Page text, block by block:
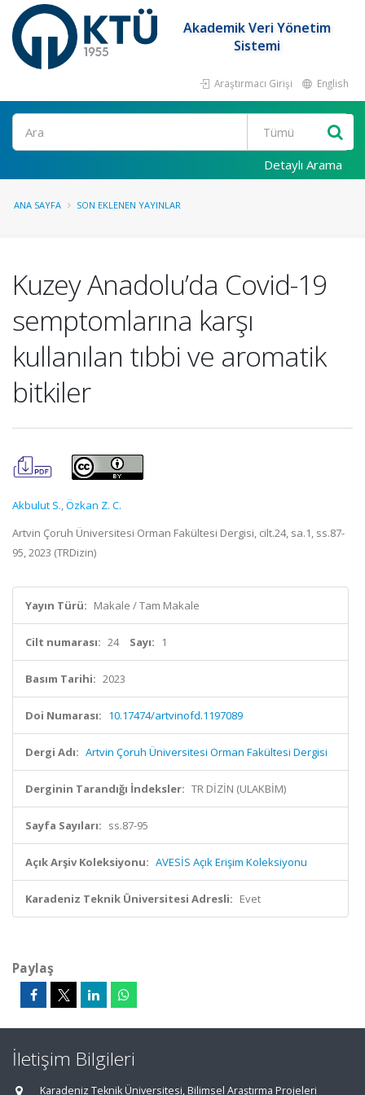
Akademik Veri Yönetim
Sistemi
Araştırmacı Girişi English
Ara
Detaylı Arama
ANA SAYFA SON EKLENEN YAYINLAR
Kuzey Anadolu’da Covid-19
semptomlarına karşı
kullanılan tıbbi ve aromatik
bitkiler
Akbulut S.,Özkan Z. C.
Artvin Çoruh Üniversitesi Orman Fakültesi Dergisi, cilt.24, sa.1, ss.87-
95, 2023 (TRDizin)
Yayın Türü: Makale / Tam Makale
Cilt numarası: 24 Sayı: 1
Basım Tarihi: 2023
Doi Numarası: 10.17474/artvinofd.1197089
Dergi Adı: Artvin Çoruh Üniversitesi Orman Fakültesi Dergisi
Derginin Tarandığı İndeksler: TR DİZİN (ULAKBİM)
Sayfa Sayıları: ss.87-95
Açık Arşiv Koleksiyonu: AVESİS Açık Erişim Koleksiyonu
Karadeniz Teknik Üniversitesi Adresli: Evet
Paylaş
İletişim Bilgileri
Karadeniz Teknik Üniversitesi, Bilimsel Araştırma Projeleri